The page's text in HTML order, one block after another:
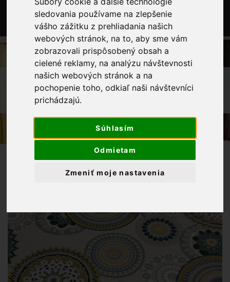
sledovania používame na zlepšenie
vášho zážitku z prehliadania našich
webových stránok, na to, aby sme vám
zobrazovali prispôsobený obsah a
cielené reklamy, na analýzu návštevnosti
našich webových stránok a na
pochopenie toho, odkiaľ naši návštevníci
prichádzajú.
Súhlasím
Odmietam
Zmeniť moje nastavenia
0
OBCHOD
LÁTKY METRÁŽ
DEKORAČNÁ LÁTKA - ORIENTÁLNY